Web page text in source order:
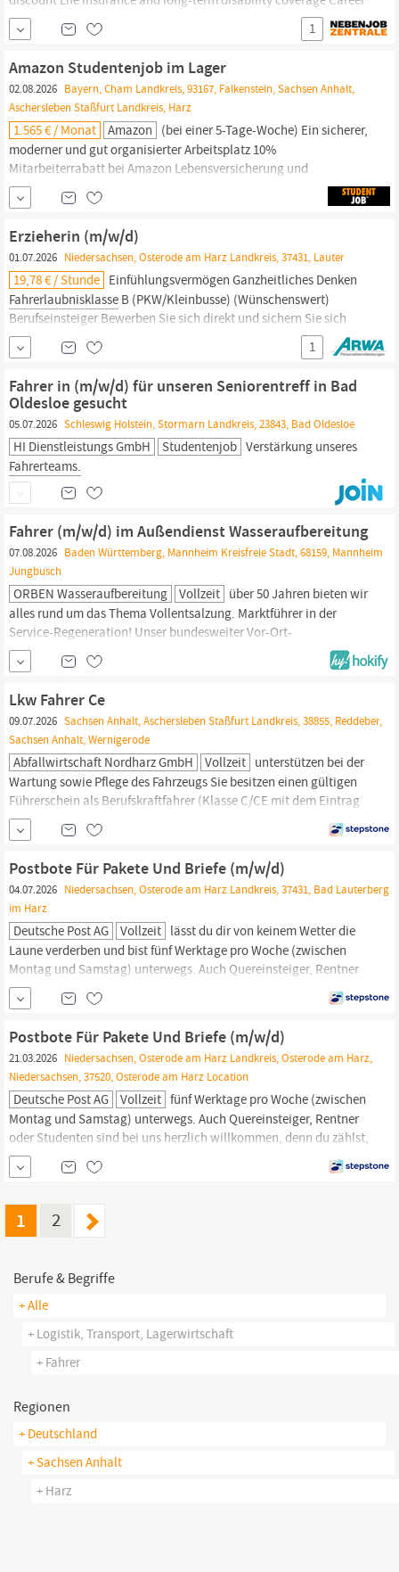
Choice Program (eligible after 1 year of employment) Employee
Assistance Program (EAP) Transport, Logistik,
Kurier
1
Amazon Studentenjob im Lager
02.08.2026 Bayern, Cham Landkreis, 93167, Falkenstein, Sachsen Anhalt,
Aschersleben Staßfurt Landkreis, Harz
1.565 € / Monat Amazon (bei einer 5-Tage-Woche) Ein sicherer,
moderner und gut organisierter Arbeitsplatz 10%
Mitarbeiterrabatt bei Amazon Lebensversicherung und
Berufsunfähigkeitsversicherung Career Choice Programm (nach
einem Jahr Betriebszugehörigkeit) Employee Assistance Program
(EAP) Transport, Logistik,
Erzieherin (m/w/d)
01.07.2026 Niedersachsen, Osterode am Harz Landkreis, 37431, Lauter
19,78 € / Stunde Einfühlungsvermögen Ganzheitliches Denken
Fahrerlaubnisklasse B (PKW/Kleinbusse) (Wünschenswert)
Berufseinsteiger Bewerben Sie sich direkt und sichern Sie sich
Ihren Job der Woche! Wir stehen Ihnen von Montag bis
Donnerstag von 08:00 bis 17:00 Uhr und am Freitag von 08:00 bis
15:00 Uhr jederzeit persönlich zur Verfügung. Außerdem erreichen
Sie uns...
1
Fahrer in (m/w/d) für unseren Seniorentreff in Bad
Oldesloe gesucht
05.07.2026 Schleswig Holstein, Stormarn Landkreis, 23843, Bad Oldesloe
HI Dienstleistungs GmbH Studentenjob Verstärkung unseres
Fahrerteams.
Fahrer (m/w/d) im Außendienst Wasseraufbereitung
07.08.2026 Baden Württemberg, Mannheim Kreisfreie Stadt, 68159, Mannheim
Jungbusch
ORBEN Wasseraufbereitung Vollzeit über 50 Jahren bieten wir
alles rund um das Thema Vollentsalzung. Marktführer in der
Service-Regeneration! Unser bundesweiter Vor-Ort-
Regenerationsservice bereitet auch das Ionenaustauscher Harz
Ihrer Patronen schnell, günstig und unkompliziert wieder auf. Zur
FAHRER(M/W/D)
Lkw Fahrer Ce
09.07.2026 Sachsen Anhalt, Aschersleben Staßfurt Landkreis, 38855, Reddeber,
Sachsen Anhalt, Wernigerode
Abfallwirtschaft Nordharz GmbH Vollzeit unterstützen bei der
Wartung sowie Pflege des Fahrzeugs Sie besitzen einen gültigen
Führerschein als Berufskraftfahrer (Klasse C/CE mit dem Eintrag
95) sowie eine Fahrerkarte
kennen Sie wie Ihre
Westentasche Als absoluter Teamplayer stehen
Einsatzbereitschaft, Zuverlässigkeit und Flexibilität ganz oben
auf Ihrer...
Postbote Für Pakete Und Briefe (m/w/d)
04.07.2026 Niedersachsen, Osterode am Harz Landkreis, 37431, Bad Lauterberg
im Harz
Deutsche Post AG Vollzeit lässt du dir von keinem Wetter die
Laune verderben und bist fünf Werktage pro Woche (zwischen
Montag und Samstag) unterwegs. Auch Quereinsteiger, Rentner
oder Studenten sind bei uns herzlich willkommen, denn du zählst,
wie du bist! Wir freuen uns auf deine Bewerbung als
Fahrer,am
besten online! Klicke dazu einfach auf den Bewerben -Button –
Postbote Für Pakete Und Briefe (m/w/d)
21.03.2026 Niedersachsen, Osterode am Harz Landkreis, Osterode am Harz,
Niedersachsen, 37520, Osterode am Harz Location
Deutsche Post AG Vollzeit fünf Werktage pro Woche (zwischen
Montag und Samstag) unterwegs. Auch Quereinsteiger, Rentner
oder Studenten sind bei uns herzlich willkommen, denn du zählst,
wie du bist! Wir freuen uns auf deine Bewerbung als
Fahrer,am
besten online! Klicke dazu einfach auf den Bewerben -Button –
1 2
Berufe & Begriffe
+ Alle
+ Logistik, Transport, Lagerwirtschaft
+ Fahrer
Regionen
+ Deutschland
+ Sachsen Anhalt
+ Harz